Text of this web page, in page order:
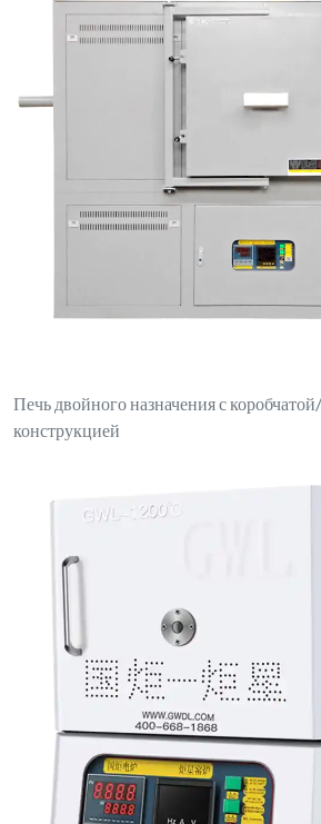
конструкцией
Настольная муфельная печь с ПИД-